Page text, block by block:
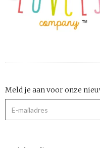
Meld je aan voor onze